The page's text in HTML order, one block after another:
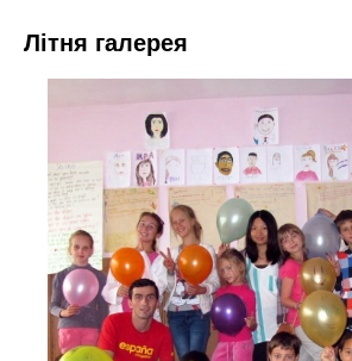
Літня галерея